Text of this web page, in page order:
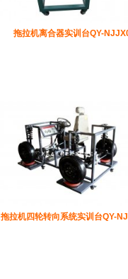
拖拉机离合器实训台QY-
拖拉机四轮转向系统实训台QY-